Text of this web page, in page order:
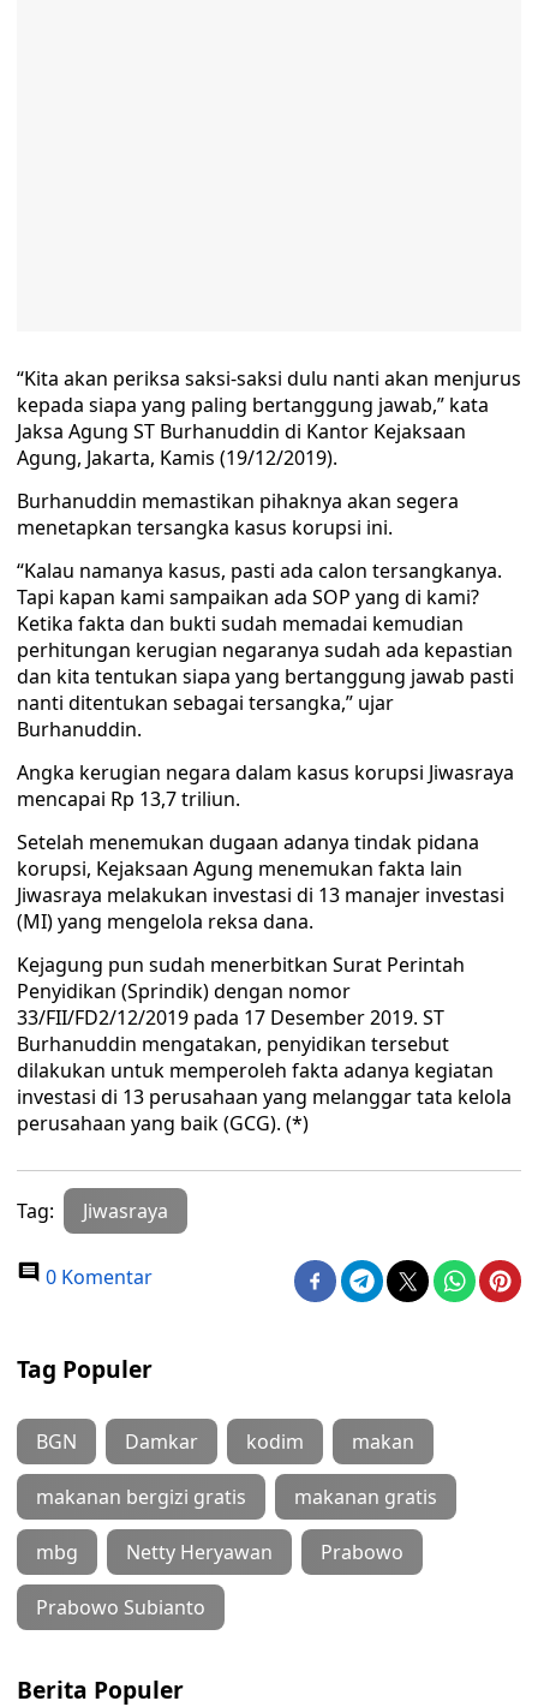
“Kita akan periksa saksi-saksi dulu nanti akan menjurus
kepada siapa yang paling bertanggung jawab,” kata
Jaksa Agung ST Burhanuddin di Kantor Kejaksaan
Agung, Jakarta, Kamis (19/12/2019).
Burhanuddin memastikan pihaknya akan segera
menetapkan tersangka kasus korupsi ini.
“Kalau namanya kasus, pasti ada calon tersangkanya.
Tapi kapan kami sampaikan ada SOP yang di kami?
Ketika fakta dan bukti sudah memadai kemudian
perhitungan kerugian negaranya sudah ada kepastian
dan kita tentukan siapa yang bertanggung jawab pasti
nanti ditentukan sebagai tersangka,” ujar
Burhanuddin.
Angka kerugian negara dalam kasus korupsi Jiwasraya
mencapai Rp 13,7 triliun.
Setelah menemukan dugaan adanya tindak pidana
korupsi, Kejaksaan Agung menemukan fakta lain
Jiwasraya melakukan investasi di 13 manajer investasi
(MI) yang mengelola reksa dana.
Kejagung pun sudah menerbitkan Surat Perintah
Penyidikan (Sprindik) dengan nomor
33/FII/FD2/12/2019 pada 17 Desember 2019. ST
Burhanuddin mengatakan, penyidikan tersebut
dilakukan untuk memperoleh fakta adanya kegiatan
investasi di 13 perusahaan yang melanggar tata kelola
perusahaan yang baik (GCG). (*)
Tag: Jiwasraya
0 Komentar
Tag Populer
BGN Damkar kodim makan
makanan bergizi gratis makanan gratis
mbg Netty Heryawan Prabowo
Prabowo Subianto
Berita Populer